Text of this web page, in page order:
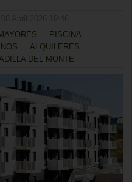
PISCINA
ALQUILERES
DEL MONTE